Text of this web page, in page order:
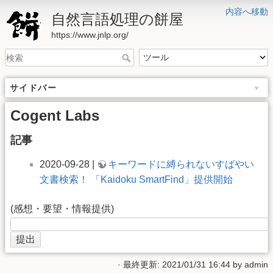
内容へ移動
自然言語処理の餅屋
https://www.jnlp.org/
サイドバー
Cogent Labs
記事
2020-09-28 |
キーワードに縛られないすばやい
文書検索！ 「Kaidoku SmartFind」提供開始
(感想・要望・情報提供)
· 最終更新: 2021/01/31 16:44 by admin